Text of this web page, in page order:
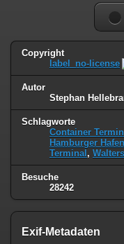
Copyright
label_no-license
Autor
Stephan
Schlagworte
Container
Hamburger Hafen
Terminal ,
Besuche
28242
Exif-Metadaten